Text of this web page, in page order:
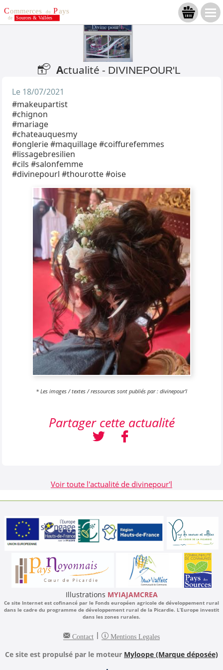
Actualité - DIVINEPOUR'L
Le 18/07/2021
#makeupartist
#chignon
#mariage
#chateauquesmy
#onglerie #maquillage #coiffurefemmes
#lissagebresilien
#cils #salonfemme
#divinepourl #thourotte #oise
* Les images / textes / ressources sont publiés par : divinepour'l
Partager cette actualité
Voir toute l'actualité de divinepour'l
Illustrations MYIAJAMCREA
Ce site Internet est cofinancé par le Fonds européen agricole de développement rural
dans le cadre du programme de développement rural de la Picardie. L’Europe investit
dans les zones rurales.
Contact | Mentions Legales
Ce site est propulsé par le moteur Myloope (Marque déposée)